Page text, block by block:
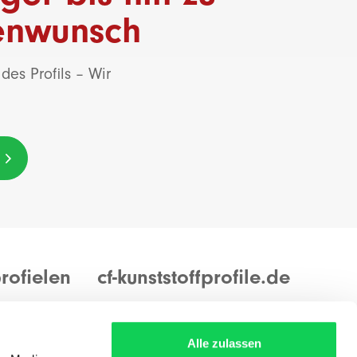
Alle zulassen
Profils – Wir
cf-kunststoffprofile.de